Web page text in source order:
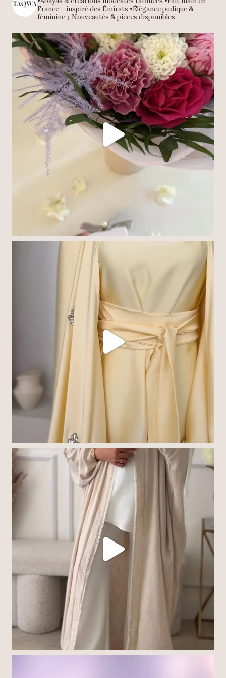
France – inspiré des Émirats •Élégance pudique &
féminine ↓ Nouveautés & pièces disponibles